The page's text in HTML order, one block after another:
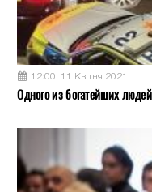
12:00, 11 Квітня 2021
Одного из богатейших